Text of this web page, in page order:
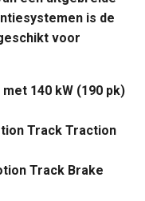
is de
voor
140 kW (190 pk)
Track Traction
Track Brake